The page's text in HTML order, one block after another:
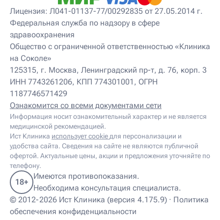
Детский нейропсихолог
Детский нутрициолог
Детский ортопед
Детский остеопат
Детский отоневролог
Детский подиатр
Детский психолог
Детский психотерапевт
Детский реабилитолог
Детский ревматолог
Детский рефлексотерапевт
Детский сомнолог
Детский спортивный врач
Детский травматолог
Детский травматолог-ортопед
Детский физиотерапевт
Детский эндокринолог
Диабетолог
Диетолог
И
Иглорефлексотерапевт
Лицензия: Л041-01137-77/00292835 от 27.05.2014 г.
Федеральная служба по надзору в сфере
здравоохранения
Общество с ограниченной ответственностью «Клиника
на Соколе»
125315, г. Москва, Ленинградский пр-т, д. 76, корп. 3
ИНН 7743261206, КПП 774301001, ОГРН
1187746571429
Ознакомится со всеми документами сети
Информация носит ознакомительный характер и не является
медицинской рекомендацией.
Ист Клиника использует cookie для персонализации и
удобства сайта. Сведения на сайте не являются публичной
офертой. Актуальные цены, акции и предложения уточняйте по
телефону.
© 2012-2026 Ист Клиника (версия 4.175.9) · Политика
обеспечения конфиденциальности
Имеются противопоказания.
Необходима консультация специалиста.
18+